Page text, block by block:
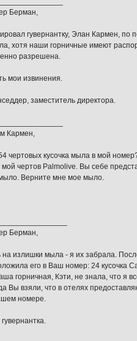
Берман,
гувернантку, Элан Кармен,
хотя наши горничные имеют
разрешена.
мои извинения.
заместитель директора.
Кармен,
чертовых кусочка мыла в мой
мой чертов Palmolive. Вы себе
Верните мне мое мыло.
Берман,
на излишки мыла - я их забрала.
его в Ваш номер: 24 кусочка
горничная, Кэти, не знала, что я
Вы взяли, что в отелях
номере.